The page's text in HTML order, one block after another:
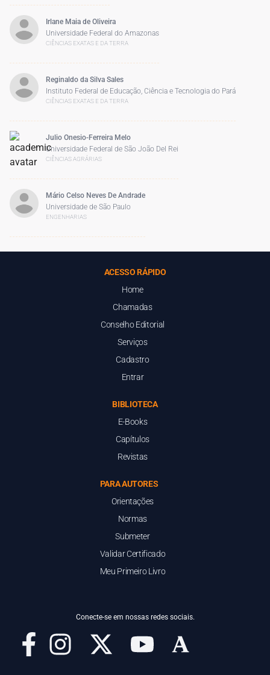
Irlane Maia de Oliveira
Universidade Federal do Amazonas
CIÊNCIAS EXATAS E DA TERRA
Reginaldo da Silva Sales
Instituto Federal de Educação, Ciência e Tecnologia do Pará
CIÊNCIAS EXATAS E DA TERRA
Julio Onesio-Ferreira Melo
Universidade Federal de São João Del Rei
CIÊNCIAS AGRÁRIAS
Mário Celso Neves De Andrade
Universidade de São Paulo
ENGENHARIAS
ACESSO RÁPIDO
Home
Chamadas
Conselho Editorial
Serviços
Cadastro
Entrar
BIBLIOTECA
E-Books
Capítulos
Revistas
PARA AUTORES
Orientações
Normas
Submeter
Validar Certificado
Meu Primeiro Livro
Conecte-se em nossas redes sociais.